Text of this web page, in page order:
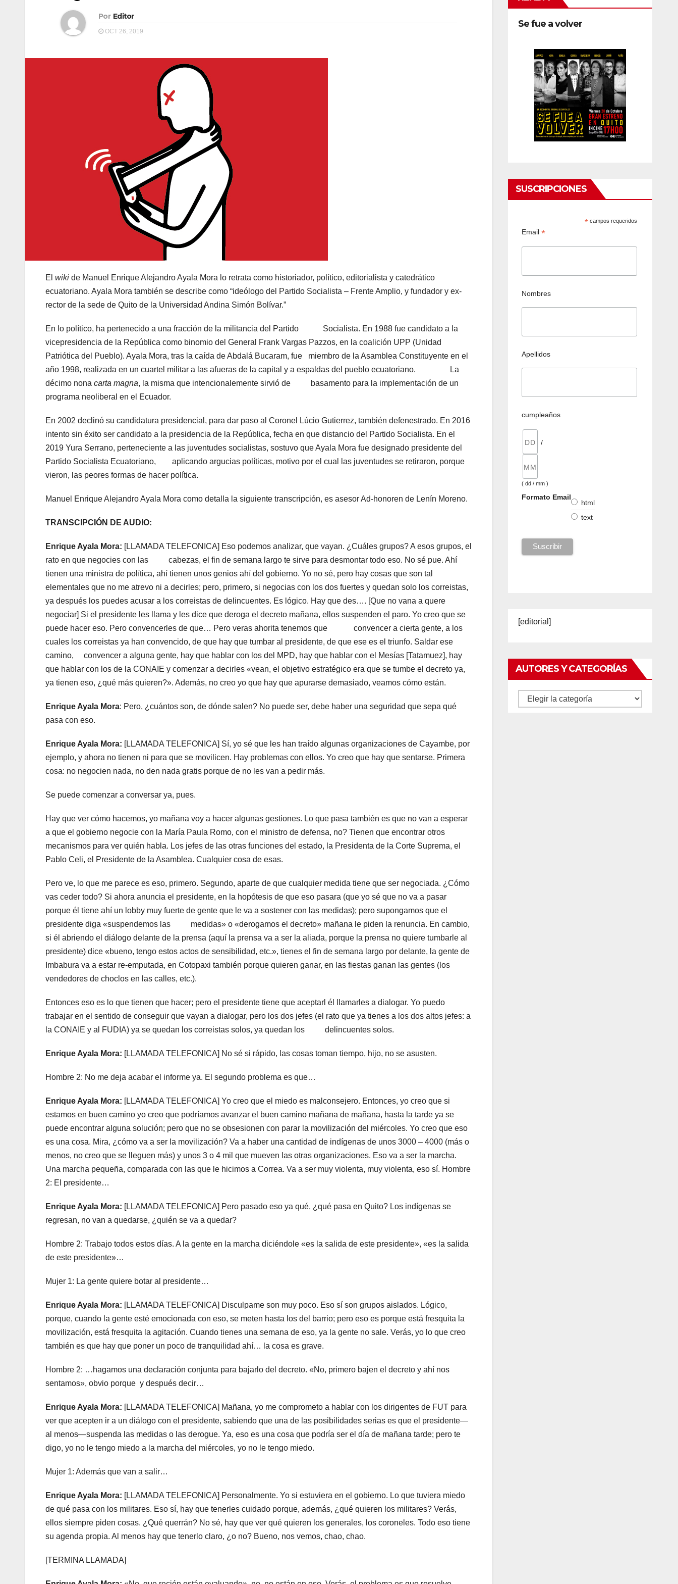
Por Editor
OCT 26, 2019
El wiki de Manuel Enrique Alejandro Ayala Mora lo retrata como historiador, político, editorialista y catedrático
ecuatoriano. Ayala Mora también se describe como “ideólogo del Partido Socialista – Frente Amplio, y fundador y ex-
rector de la sede de Quito de la Universidad Andina Simón Bolívar.”
En lo político, ha pertenecido a una fracción de la militancia del Partido Socialista. En 1988 fue candidato a la
vicepresidencia de la República como binomio del General Frank Vargas Pazzos, en la coalición UPP (Unidad
Patriótica del Pueblo). Ayala Mora, tras la caída de Abdalá Bucaram, fue miembro de la Asamblea Constituyente en el
año 1998, realizada en un cuartel militar a las afueras de la capital y a espaldas del pueblo ecuatoriano. La
décimo nona carta magna, la misma que intencionalemente sirvió de basamento para la implementación de un
programa neoliberal en el Ecuador.
En 2002 declinó su candidatura presidencial, para dar paso al Coronel Lúcio Gutierrez, también defenestrado. En 2016
intento sin éxito ser candidato a la presidencia de la República, fecha en que distancio del Partido Socialista. En el
2019 Yura Serrano, perteneciente a las juventudes socialistas, sostuvo que Ayala Mora fue designado presidente del
Partido Socialista Ecuatoriano, aplicando argucias políticas, motivo por el cual las juventudes se retiraron, porque
vieron, las peores formas de hacer política.
Manuel Enrique Alejandro Ayala Mora como detalla la siguiente transcripción, es asesor Ad-honoren de Lenín Moreno.
TRANSCIPCIÓN DE AUDIO:
Enrique Ayala Mora: [LLAMADA TELEFONICA] Eso podemos analizar, que vayan. ¿Cuáles grupos? A esos grupos, el
rato en que negocies con las cabezas, el fin de semana largo te sirve para desmontar todo eso. No sé pue. Ahí
tienen una ministra de política, ahí tienen unos genios ahí del gobierno. Yo no sé, pero hay cosas que son tal
elementales que no me atrevo ni a decirles; pero, primero, si negocias con los dos fuertes y quedan solo los correistas,
ya después los puedes acusar a los correistas de delincuentes. Es lógico. Hay que des…. [Que no vana a quere
negociar] Si el presidente les llama y les dice que deroga el decreto mañana, ellos suspenden el paro. Yo creo que se
puede hacer eso. Pero convencerles de que… Pero veras ahorita tenemos que convencer a cierta gente, a los
cuales los correistas ya han convencido, de que hay que tumbar al presidente, de que ese es el triunfo. Saldar ese
camino, convencer a alguna gente, hay que hablar con los del MPD, hay que hablar con el Mesías [Tatamuez], hay
que hablar con los de la CONAIE y comenzar a decirles «vean, el objetivo estratégico era que se tumbe el decreto ya,
ya tienen eso, ¿qué más quieren?». Además, no creo yo que hay que apurarse demasiado, veamos cómo están.
Enrique Ayala Mora: Pero, ¿cuántos son, de dónde salen? No puede ser, debe haber una seguridad que sepa qué
pasa con eso.
Enrique Ayala Mora: [LLAMADA TELEFONICA] Sí, yo sé que les han traído algunas organizaciones de Cayambe, por
ejemplo, y ahora no tienen ni para que se movilicen. Hay problemas con ellos. Yo creo que hay que sentarse. Primera
cosa: no negocien nada, no den nada gratis porque de no les van a pedir más.
Se puede comenzar a conversar ya, pues.
Hay que ver cómo hacemos, yo mañana voy a hacer algunas gestiones. Lo que pasa también es que no van a esperar
a que el gobierno negocie con la María Paula Romo, con el ministro de defensa, no? Tienen que encontrar otros
mecanismos para ver quién habla. Los jefes de las otras funciones del estado, la Presidenta de la Corte Suprema, el
Pablo Celi, el Presidente de la Asamblea. Cualquier cosa de esas.
Pero ve, lo que me parece es eso, primero. Segundo, aparte de que cualquier medida tiene que ser negociada. ¿Cómo
vas ceder todo? Si ahora anuncia el presidente, en la hopótesis de que eso pasara (que yo sé que no va a pasar
porque él tiene ahí un lobby muy fuerte de gente que le va a sostener con las medidas); pero supongamos que el
presidente diga «suspendemos las medidas» o «derogamos el decreto» mañana le piden la renuncia. En cambio,
si él abriendo el diálogo delante de la prensa (aquí la prensa va a ser la aliada, porque la prensa no quiere tumbarle al
presidente) dice «bueno, tengo estos actos de sensibilidad, etc.», tienes el fin de semana largo por delante, la gente de
Imbabura va a estar re-emputada, en Cotopaxi también porque quieren ganar, en las fiestas ganan las gentes (los
vendedores de choclos en las calles, etc.).
Entonces eso es lo que tienen que hacer; pero el presidente tiene que aceptarl él llamarles a dialogar. Yo puedo
trabajar en el sentido de conseguir que vayan a dialogar, pero los dos jefes (el rato que ya tienes a los dos altos jefes: a
la CONAIE y al FUDIA) ya se quedan los correistas solos, ya quedan los delincuentes solos.
Enrique Ayala Mora: [LLAMADA TELEFONICA] No sé si rápido, las cosas toman tiempo, hijo, no se asusten.
Hombre 2: No me deja acabar el informe ya. El segundo problema es que…
Enrique Ayala Mora: [LLAMADA TELEFONICA] Yo creo que el miedo es malconsejero. Entonces, yo creo que si
estamos en buen camino yo creo que podríamos avanzar el buen camino mañana de mañana, hasta la tarde ya se
puede encontrar alguna solución; pero que no se obsesionen con parar la movilización del miércoles. Yo creo que eso
es una cosa. Mira, ¿cómo va a ser la movilización? Va a haber una cantidad de indígenas de unos 3000 – 4000 (más o
menos, no creo que se lleguen más) y unos 3 o 4 mil que mueven las otras organizaciones. Eso va a ser la marcha.
Una marcha pequeña, comparada con las que le hicimos a Correa. Va a ser muy violenta, muy violenta, eso sí. Hombre
2: El presidente…
Enrique Ayala Mora: [LLAMADA TELEFONICA] Pero pasado eso ya qué, ¿qué pasa en Quito? Los indígenas se
regresan, no van a quedarse, ¿quién se va a quedar?
Hombre 2: Trabajo todos estos días. A la gente en la marcha diciéndole «es la salida de este presidente», «es la salida
de este presidente»…
Mujer 1: La gente quiere botar al presidente…
Enrique Ayala Mora: [LLAMADA TELEFONICA] Disculpame son muy poco. Eso sí son grupos aislados. Lógico,
porque, cuando la gente esté emocionada con eso, se meten hasta los del barrio; pero eso es porque está fresquita la
movilización, está fresquita la agitación. Cuando tienes una semana de eso, ya la gente no sale. Verás, yo lo que creo
también es que hay que poner un poco de tranquilidad ahí… la cosa es grave.
Hombre 2: …hagamos una declaración conjunta para bajarlo del decreto. «No, primero bajen el decreto y ahí nos
sentamos», obvio porque y después decir…
Enrique Ayala Mora: [LLAMADA TELEFONICA] Mañana, yo me comprometo a hablar con los dirigentes de FUT para
ver que acepten ir a un diálogo con el presidente, sabiendo que una de las posibilidades serias es que el presidente—
al menos—suspenda las medidas o las derogue. Ya, eso es una cosa que podría ser el día de mañana tarde; pero te
digo, yo no le tengo miedo a la marcha del miércoles, yo no le tengo miedo.
Mujer 1: Además que van a salir…
Enrique Ayala Mora: [LLAMADA TELEFONICA] Personalmente. Yo si estuviera en el gobierno. Lo que tuviera miedo
de qué pasa con los militares. Eso sí, hay que tenerles cuidado porque, además, ¿qué quieren los militares? Verás,
ellos siempre piden cosas. ¿Qué querrán? No sé, hay que ver qué quieren los generales, los coroneles. Todo eso tiene
su agenda propia. Al menos hay que tenerlo claro, ¿o no? Bueno, nos vemos, chao, chao.
[TERMINA LLAMADA]
Se fue a volver
SUSCRIPCIONES
* campos requeridos
Email *
Nombres
Apellidos
cumpleaños
/
( dd / mm )
Formato Email
html
text
[editorial]
AUTORES Y CATEGORÍAS
Autores